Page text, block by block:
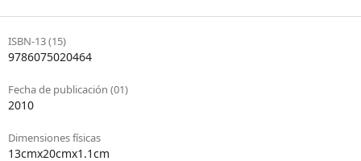
ISBN-13 (15)
9786075020464
Fecha de publicación (01)
2010
Dimensiones físicas
13cmx20cmx1.1cm